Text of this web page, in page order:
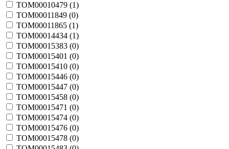
TOM00010479 (1)
TOM00011849 (0)
TOM00011865 (1)
TOM00014434 (1)
TOM00015383 (0)
TOM00015401 (0)
TOM00015410 (0)
TOM00015446 (0)
TOM00015447 (0)
TOM00015458 (0)
TOM00015471 (0)
TOM00015474 (0)
TOM00015476 (0)
TOM00015478 (0)